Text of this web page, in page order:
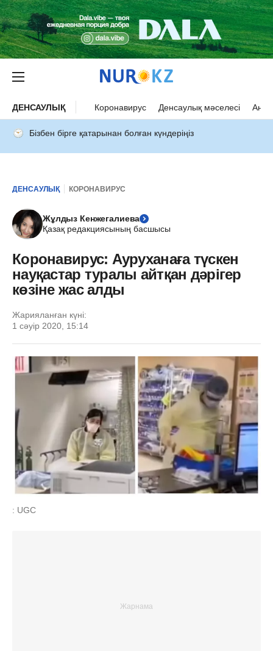
ДЕНСАУЛЫҚ Коронавирус Денсаулық мәселесі Ана
Бізбен бірге қатарынан болған күндеріңіз
ДЕНСАУЛЫҚ КОРОНАВИРУС
Жұлдыз Кенжегалиева
Қазақ редакциясының басшысы
Коронавирус: Ауруханаға түскен
науқастар туралы айтқан дәрігер
көзіне жас алды
Жарияланған күні:
1 сәуір 2020, 15:14
: UGC